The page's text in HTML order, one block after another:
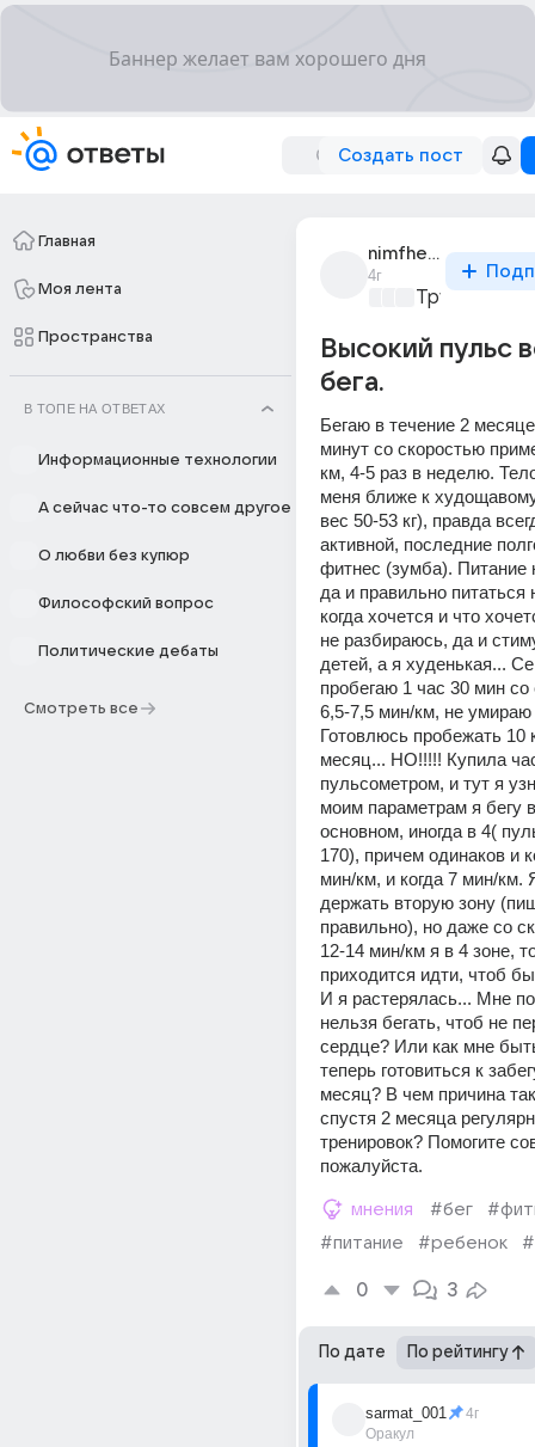
Создать пост
Главная
Моя лента
Пространства
В ТОПЕ НА ОТВЕТАХ
Информационные технологии
А сейчас что-то совсем другое
О любви без купюр
Философский вопрос
Политические дебаты
Смотреть все
nimfhetamine
4г
Трушный
Высокий пульс
бега.
Бегаю в течение 2
минут со скоростью
км, 4-5 раз в неделю.
меня ближе к
вес 50-53 кг), правда
активной, последние
фитнес (зумба). Питание
да и правильно
когда хочется и что
не разбираюсь, да и
детей, а я худенькая...
пробегаю 1 час 30 мин со
6,5-7,5 мин/км, не умираю
Готовлюсь пробежать 10
месяц... НО!!!!! Купила
пульсометром, и тут я
моим параметрам я бегу
основном, иногда в 4(
170), причем одинаков и
мин/км, и когда 7 мин/км.
держать вторую зону
правильно), но даже со
12-14 мин/км я в 4 зоне,
приходится идти, чтоб
И я растерялась... Мне
нельзя бегать, чтоб не
сердце? Или как мне
теперь готовиться к
месяц? В чем причина
спустя 2 месяца
тренировок? Помогите
пожалуйста.
мнения #бег
#питание
#ребенок
0 3
По дате По рейтингу
sarmat_001
Оракул
4г